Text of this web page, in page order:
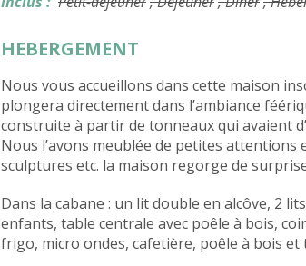
HEBERGEMENT
Nous vous accueillons dans cette maison
plongera directement dans l’ambiance
construite à partir de tonneaux qui avaient
Nous l’avons meublée de petites attentions
sculptures etc. la maison regorge de
Dans la cabane : un lit double en alcôve, 2
enfants, table centrale avec poêle à bois,
frigo, micro ondes, cafetière, poêle à bois et